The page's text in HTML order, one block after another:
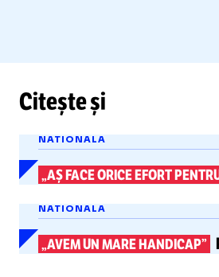
Citește și
NATIONALA
„AȘ FACE ORICE EFORT
NATIONALA
„AVEM UN MARE HANDICAP”